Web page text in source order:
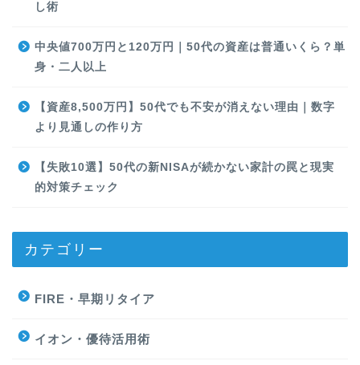
し術
中央値700万円と120万円｜50代の資産は普通いくら？単
身・二人以上
【資産8,500万円】50代でも不安が消えない理由｜数字
より見通しの作り方
【失敗10選】50代の新NISAが続かない家計の罠と現実
的対策チェック
カテゴリー
FIRE・早期リタイア
イオン・優待活用術